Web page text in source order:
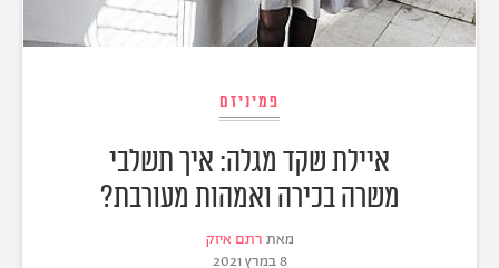
פמיניזם
איילת שקד מגלה: איך תשלבי
משרה בכירה ואמהות מעורבת?
מאת רתם איזק
8 במרץ 2021